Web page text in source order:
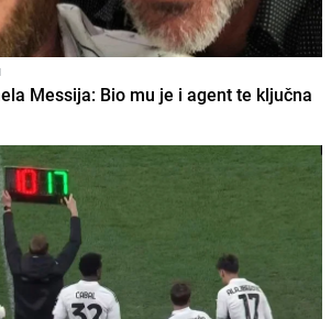
Messija: Bio mu je i agent te ključna